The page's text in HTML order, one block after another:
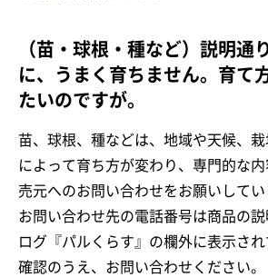
（苗・球根・種など）説明通
に、うまく育ちません。育て
たいのですが。
苗、球根、種などは、地域や天候、
によって育ち方が変わり、専門的な
売元へのお問い合わせをお願いしてい
お問い合わせ先の電話番号は商品の
ログ『パルくらす』の欄外に表示さ
確認のうえ、お問い合わせください。